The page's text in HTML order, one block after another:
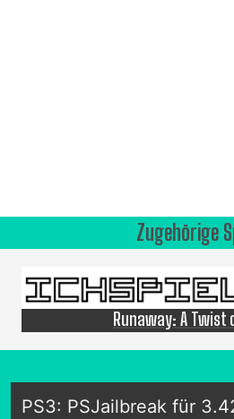
Zugehörige
Runaway: A Twist
PS3: PSJailbreak für